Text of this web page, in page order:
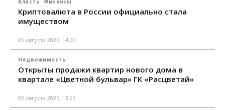
Власть Финансы
Криптовалюта в России официально стала
имуществом
05 августа 2026, 14:00
Недвижимость
Открыты продажи квартир нового дома в
квартале «Цветной бульвар» ГК «Расцветай»
05 августа 2026, 13:23